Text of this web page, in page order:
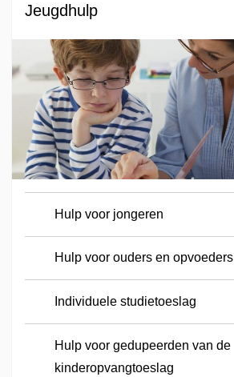
Jeugdhulp
Hulp voor jongeren
Hulp voor ouders en opvoeders
Individuele studietoeslag
Hulp voor gedupeerden van de
kinderopvangtoeslag